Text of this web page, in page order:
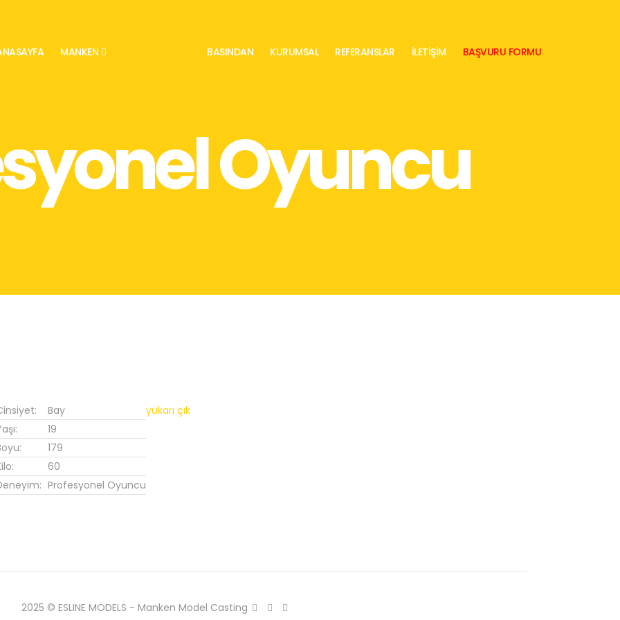
MANKEN BASINDAN KURUMSAL REFERANSLAR İLETİŞİM BAŞVURU FORMU
Oyuncu
Bay
19
179
60
Profesyonel Oyuncu
yukarı çık
2025 © ESLINE MODELS - Manken Model Casting